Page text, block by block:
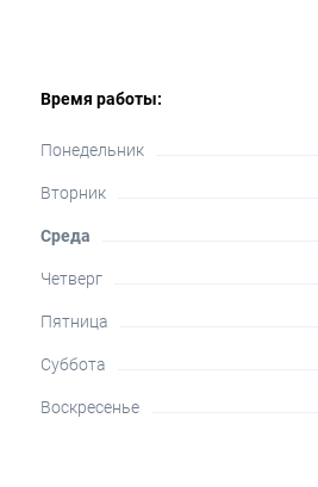
Время работы:
Понедельник
Вторник
Среда
Четверг
Пятница
Суббота
Воскресенье